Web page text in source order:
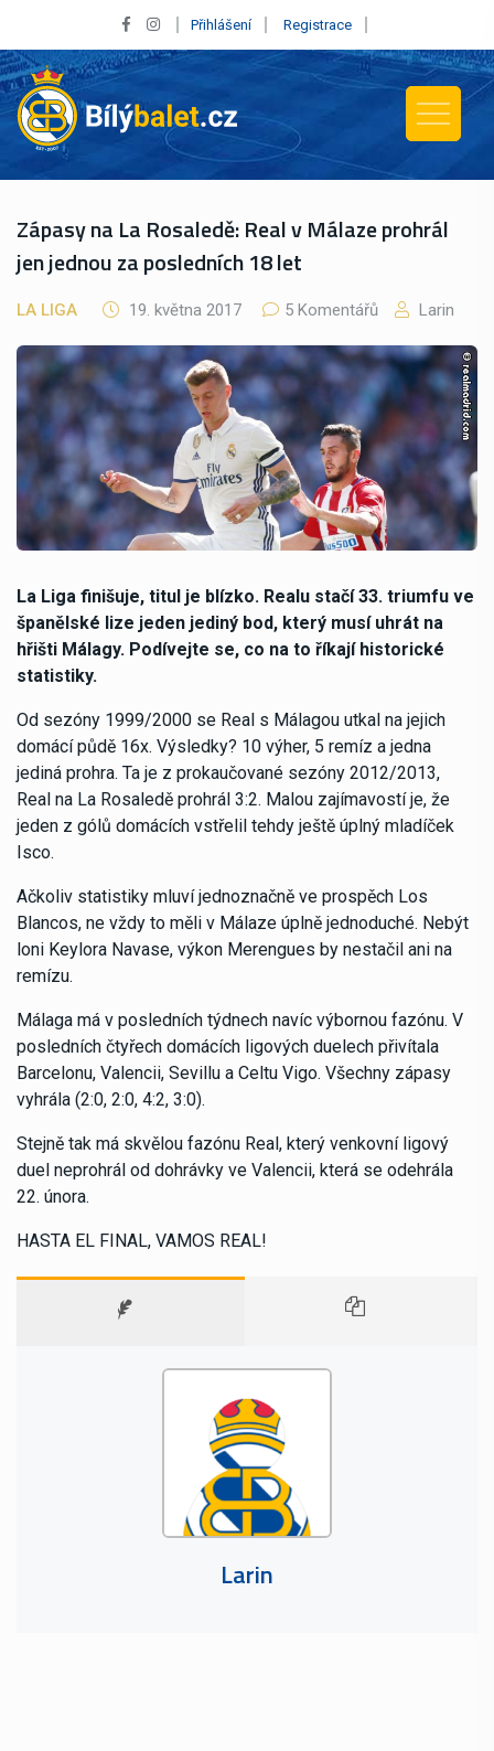
Přihlášení Registrace
Zápasy na La Rosaledě: Real v Málaze prohrál
jen jednou za posledních 18 let
LA LIGA 19. května 2017 5 Komentářů Larin
La Liga finišuje, titul je blízko. Realu stačí 33. triumfu ve
španělské lize jeden jediný bod, který musí uhrát na
hřišti Málagy. Podívejte se, co na to říkají historické
statistiky.
Od sezóny 1999/2000 se Real s Málagou utkal na jejich
domácí půdě 16x. Výsledky? 10 výher, 5 remíz a jedna
jediná prohra. Ta je z prokaučované sezóny 2012/2013,
Real na La Rosaledě prohrál 3:2. Malou zajímavostí je, že
jeden z gólů domácích vstřelil tehdy ještě úplný mladíček
Isco.
Ačkoliv statistiky mluví jednoznačně ve prospěch Los
Blancos, ne vždy to měli v Málaze úplně jednoduché. Nebýt
loni Keylora Navase, výkon Merengues by nestačil ani na
remízu.
Málaga má v posledních týdnech navíc výbornou fazónu. V
posledních čtyřech domácích ligových duelech přivítala
Barcelonu, Valencii, Sevillu a Celtu Vigo. Všechny zápasy
vyhrála (2:0, 2:0, 4:2, 3:0).
Stejně tak má skvělou fazónu Real, který venkovní ligový
duel neprohrál od dohrávky ve Valencii, která se odehrála
22. února.
HASTA EL FINAL, VAMOS REAL!
Larin